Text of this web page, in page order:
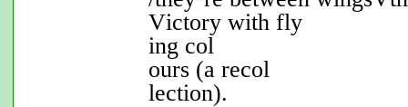
Victory with fly
ing col
ours (a recol
lection).